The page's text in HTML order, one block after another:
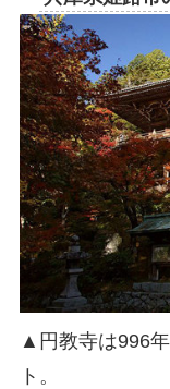
▲円教寺は996
ト。